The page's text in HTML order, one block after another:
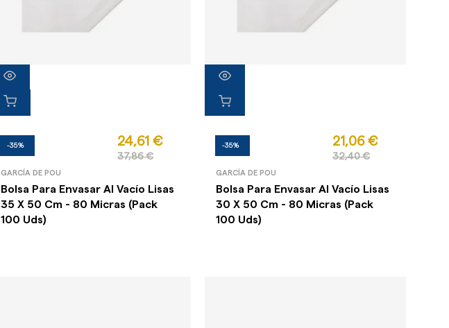
-35% 24,61 €
37,86 €
GARCÍA DE POU
Bolsa Para Envasar Al Vacío Lisas
35 X 50 Cm - 80 Micras (Pack
100 Uds)
-35% 21,06 €
32,40 €
GARCÍA DE POU
Bolsa Para Envasar Al Vacío Lisas
30 X 50 Cm - 80 Micras (Pack
100 Uds)